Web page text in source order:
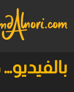
الرئيسية
English